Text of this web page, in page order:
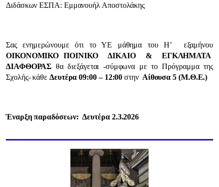
Διδάσκων ΕΣΠΑ: Εμμανουήλ Αποστολάκης
Σας ενημερώνουμε ότι το ΥΕ μάθημα του Η’ εξαμήνου
ΟΙΚΟΝΟΜΙΚΟΠΟΙΝΙΚΟ ΔΙΚΑΙΟ & ΕΓΚΛΗΜΑΤΑ
ΔΙΑΦΘΟΡΑΣ θα διεξάγεται -σύμφωνα με το Πρόγραμμα της
Σχολής- κάθε Δευτέρα 09:00 – 12:00στηνΑίθουσα 5 (Μ.Θ.Ε.)
Έναρξη παραδόσεων: Δευτέρα 2.3.2026